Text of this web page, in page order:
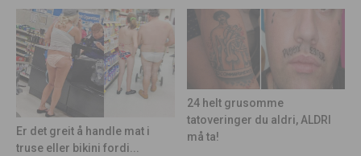
Er det greit å handle mat i
truse eller bikini fordi...
24 helt grusomme
tatoveringer du aldri, ALDRI
må ta!